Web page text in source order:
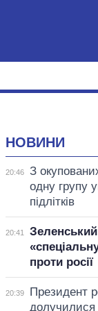
НОВИНИ
20:46
З
одну групу
підлітків
20:41
проти росії
20:39
Президент